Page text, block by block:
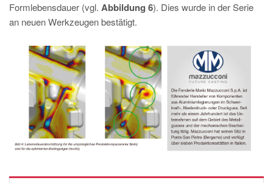
Formlebensdauer (vgl. Abbildung 6). Dies wurde in der Serie
an neuen Werkzeugen bestätigt.